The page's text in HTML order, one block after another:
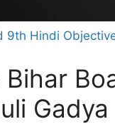
9th Hindi
Bihar
Gadya